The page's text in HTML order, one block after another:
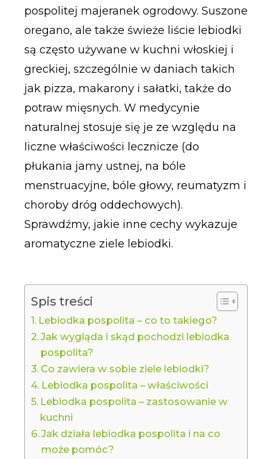
pospolitej majeranek ogrodowy. Suszone
oregano, ale także świeże liście lebiodki
są często używane w kuchni włoskiej i
greckiej, szczególnie w daniach takich
jak pizza, makarony i sałatki, także do
potraw mięsnych. W medycynie
naturalnej stosuje się je ze względu na
liczne właściwości lecznicze (do
płukania jamy ustnej, na bóle
menstruacyjne, bóle głowy, reumatyzm i
choroby dróg oddechowych).
Sprawdźmy, jakie inne cechy wykazuje
aromatyczne ziele lebiodki.
Spis treści
Lebiodka pospolita – co to takiego?
Jak wygląda i skąd pochodzi lebiodka
pospolita?
Co zawiera w sobie ziele lebiodki?
Lebiodka pospolita – właściwości
Lebiodka pospolita – zastosowanie w
kuchni
Jak działa lebiodka pospolita i na co
może pomóc?